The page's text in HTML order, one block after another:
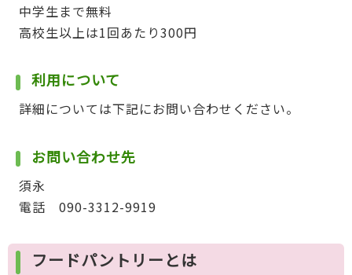
中学生まで無料
高校生以上は1回あたり300円
利用について
詳細については下記にお問い合わせください。
お問い合わせ先
須永
電話 090-3312-9919
フードパントリーとは